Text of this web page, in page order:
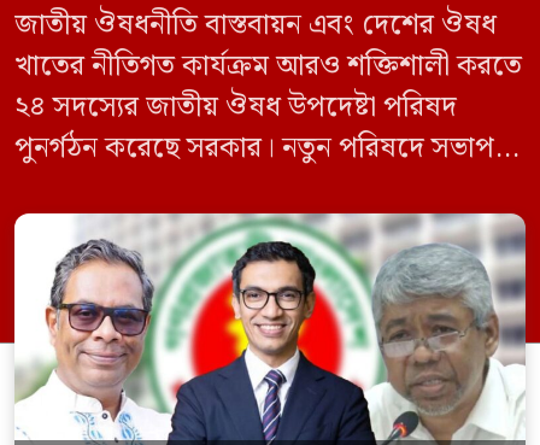
জাতীয় ঔষধনীতি বাস্তবায়ন এবং দেশের ঔষধ
খাতের নীতিগত কার্যক্রম আরও শক্তিশালী করতে
২৪ সদস্যের জাতীয় ঔষধ উপদেষ্টা পরিষদ
পুনর্গঠন করেছে সরকার। নতুন পরিষদে সভাপতি
কল্যাণমন্ত্রী এবং সদস্য সচিব থাকবেন স্বাস্থ্য ও
পরিবার কল্যাণ মন্ত্রণালয়ের সচিব। একই সঙ্গে
স্বাস্থ্য প্রতিমন্ত্রী, বাংলাদেশ বিনিয়োগ উন্নয়ন
কর্তৃপক্ষ (বিডা)-এর নির্বাহী চেয়ারম্যান এবং
জাতীয় […]